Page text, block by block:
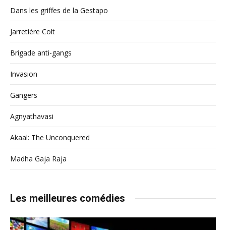
Dans les griffes de la Gestapo
Jarretière Colt
Brigade anti-gangs
Invasion
Gangers
Agnyathavasi
Akaal: The Unconquered
Madha Gaja Raja
Les meilleures comédies